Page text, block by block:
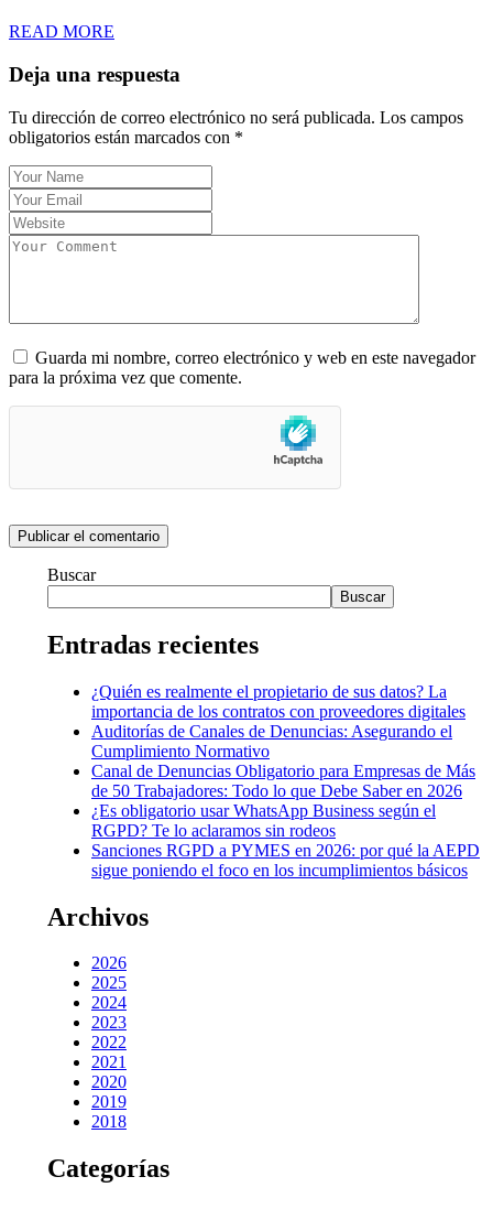
READ MORE
Deja una respuesta
Tu dirección de correo electrónico no será publicada. Los campos
obligatorios están marcados con *
Guarda mi nombre, correo electrónico y web en este navegador
para la próxima vez que comente.
Buscar
Buscar
Entradas recientes
¿Quién es realmente el propietario de sus datos? La
importancia de los contratos con proveedores digitales
Auditorías de Canales de Denuncias: Asegurando el
Cumplimiento Normativo
Canal de Denuncias Obligatorio para Empresas de Más
de 50 Trabajadores: Todo lo que Debe Saber en 2026
¿Es obligatorio usar WhatsApp Business según el
RGPD? Te lo aclaramos sin rodeos
Sanciones RGPD a PYMES en 2026: por qué la AEPD
sigue poniendo el foco en los incumplimientos básicos
Archivos
2026
2025
2024
2023
2022
2021
2020
2019
2018
Categorías